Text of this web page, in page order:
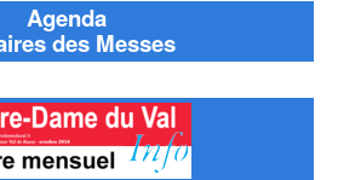
Agenda
des Messes